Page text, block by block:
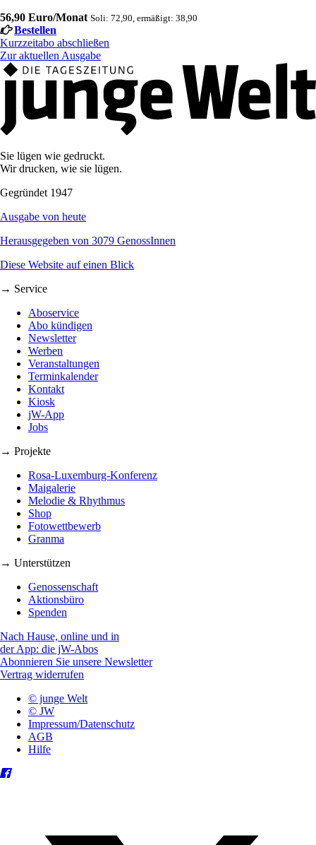
56,90 Euro/Monat Soli: 72,90, ermäßigt: 38,90
Bestellen
Kurzzeitabo abschließen
Zur aktuellen Ausgabe
Sie lügen wie gedruckt.
Wir drucken, wie sie lügen.
Gegründet 1947
Ausgabe von heute
Herausgegeben von 3079 GenossInnen
Diese Website auf einen Blick
→ Service
Aboservice
Abo kündigen
Newsletter
Werben
Veranstaltungen
Terminkalender
Kontakt
Kiosk
jW-App
Jobs
→ Projekte
Rosa-Luxemburg-Konferenz
Maigalerie
Melodie & Rhythmus
Shop
Fotowettbewerb
Granma
→ Unterstützen
Genossenschaft
Aktionsbüro
Spenden
Nach Hause, online und in
der App: die jW-Abos
Abonnieren Sie unsere Newsletter
Vertrag widerrufen
© junge Welt
© JW
Impressum/Datenschutz
AGB
Hilfe